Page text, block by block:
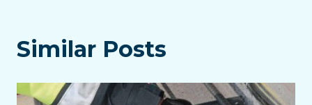
Similar Posts